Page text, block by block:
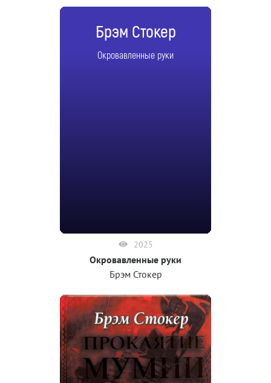
Брэм Стокер
Окровавленные руки
2025
Окровавленные руки
Брэм Стокер